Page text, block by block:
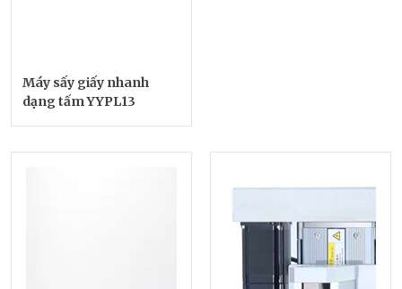
Máy sấy giấy nhanh
dạng tấm YYPL13